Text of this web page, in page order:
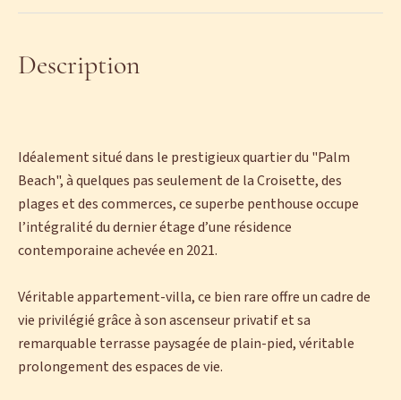
Description
Idéalement situé dans le prestigieux quartier du "Palm
Beach", à quelques pas seulement de la Croisette, des
plages et des commerces, ce superbe penthouse occupe
l’intégralité du dernier étage d’une résidence
contemporaine achevée en 2021.
Véritable appartement-villa, ce bien rare offre un cadre de
vie privilégié grâce à son ascenseur privatif et sa
remarquable terrasse paysagée de plain-pied, véritable
prolongement des espaces de vie.